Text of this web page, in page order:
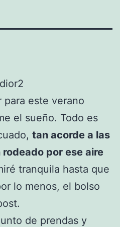
para este verano
el sueño. Todo es
tan acorde a las
por ese aire
tranquila hasta que
lo menos, el bolso
de prendas y